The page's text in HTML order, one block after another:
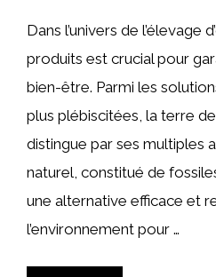
Dans l’univers de l’élevage
produits est crucial pour
bien-être. Parmi les
plus plébiscitées, la terre
distingue par ses multiples
naturel, constitué de
une alternative efficace et
l’environnement pour …